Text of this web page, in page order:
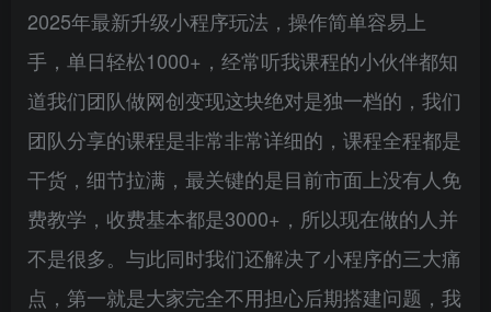
2025年最新升级小程序玩法，操作简单容易上
手，单日轻松1000+，经常听我课程的小伙伴都知
道我们团队做网创变现这块绝对是独一档的，我们
团队分享的课程是非常非常详细的，课程全程都是
干货，细节拉满，最关键的是目前市面上没有人免
费教学，收费基本都是3000+，所以现在做的人并
不是很多。与此同时我们还解决了小程序的三大痛
点，第一就是大家完全不用担心后期搭建问题，我